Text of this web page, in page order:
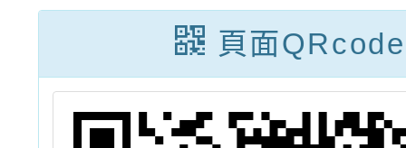
頁面QRcode